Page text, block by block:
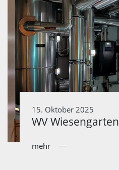
15. Oktober 2025
WV Wiesengarten
mehr